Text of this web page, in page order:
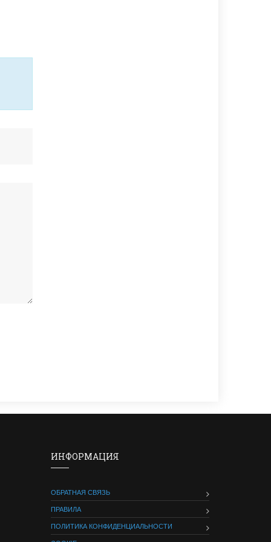
ИНФОРМАЦИЯ
ОБРАТНАЯ СВЯЗЬ
ПРАВИЛА
ПОЛИТИКА КОНФИДЕНЦИАЛЬНОСТИ